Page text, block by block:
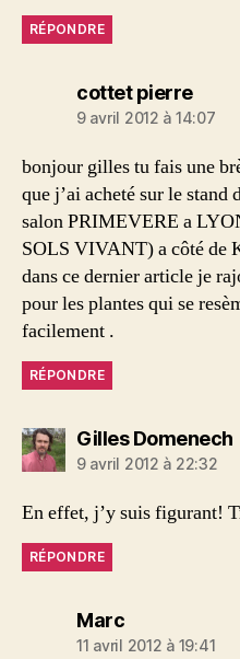
RÉPONDRE
cottet pierredit :
9 avril 2012 à 14:07
bonjour gilles tu fais une
que j’ai acheté sur le
salon PRIMEVERE a
SOLS VIVANT) a côté de
dans ce dernier article je
pour les plantes qui se
facilement .
RÉPONDRE
Gilles Domenech
9 avril 2012 à 22:32
En effet, j’y suis figurant!
RÉPONDRE
Marcdit :
11 avril 2012 à 19:41